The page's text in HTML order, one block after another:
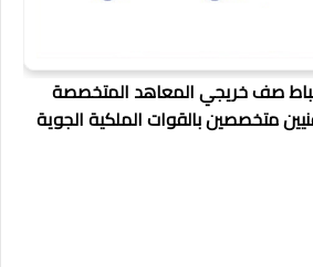
صف خريجي المعاهد المتخصصة
متخصصين بالقوات الملكية الجوية